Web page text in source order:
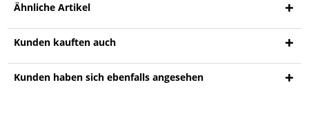
Ähnliche Artikel
Kunden kauften auch
Kunden haben sich ebenfalls angesehen